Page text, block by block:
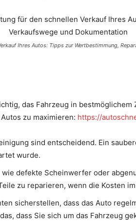
Ihres Autos: Tipps zur Wertbestimmung,
das Fahrzeug in
zu maximieren: https://
sind entscheidend. Ein
wurde.
wie defekte Scheinwerfer oder
zu reparieren, wenn die Kosten
sicherstellen, dass das Auto
dass Sie sich um das Fahrzeug